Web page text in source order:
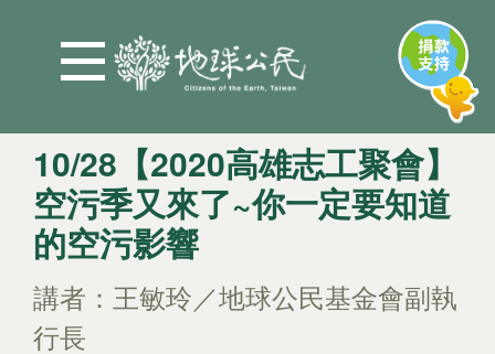
10/28【2020高雄志工聚會】
空污季又來了~你一定要知道
的空污影響
講者：王敏玲／地球公民基金會副執
行長